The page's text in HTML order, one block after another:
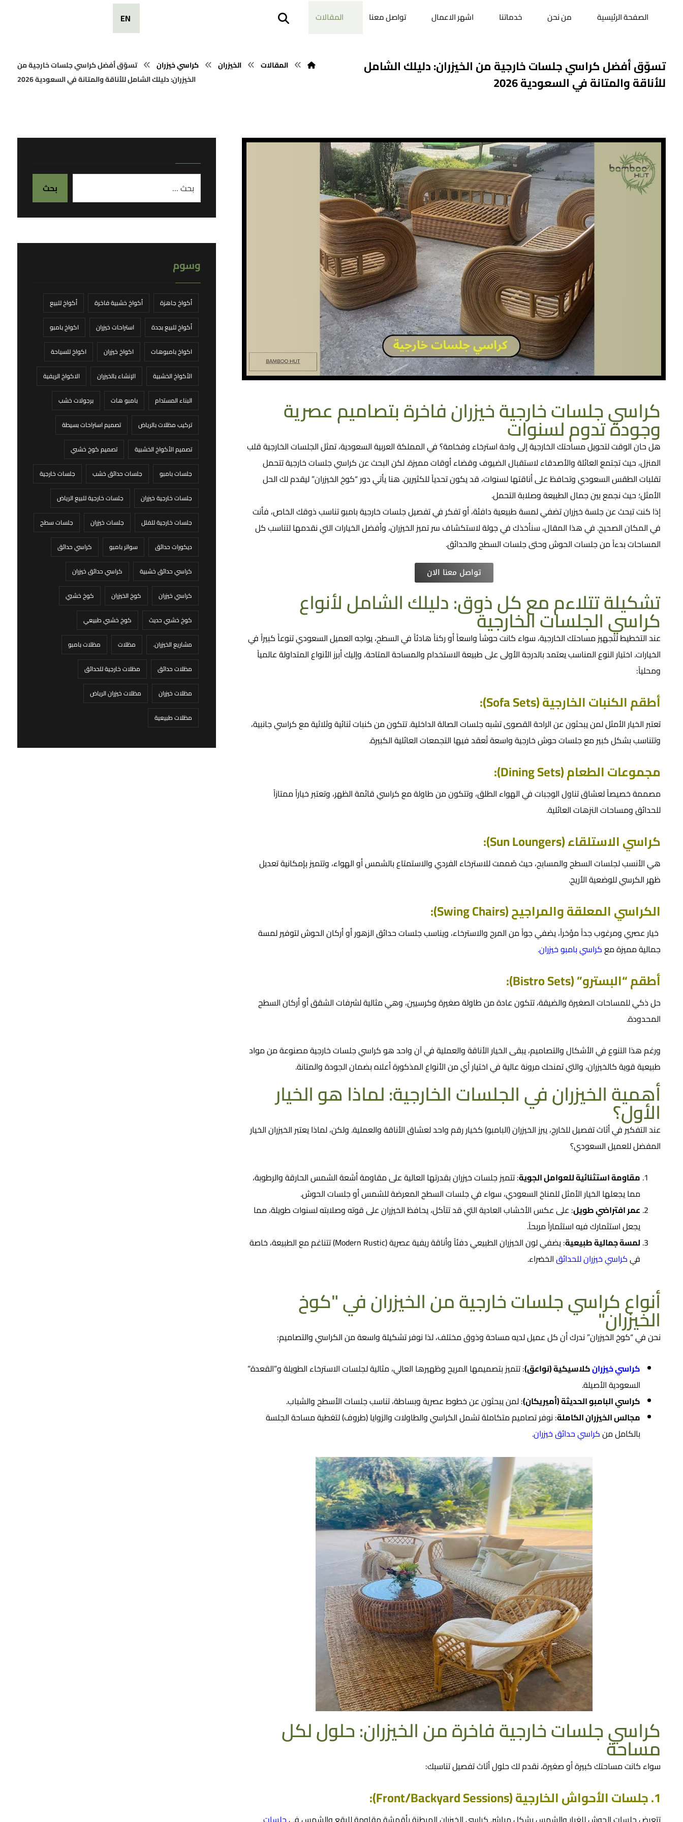
الصفحة الرئيسية من نحن خدماتنا اشهر الاعمال تواصل معنا المقالات EN
تسوّق أفضل كراسي جلسات خارجية من الخيزران: دليلك الشامل
للأناقة والمتانة في السعودية 2026
المقالات الخيزران كراسي خيزران
تسوّق أفضل كراسي جلسات خارجية من
الخيزران: دليلك الشامل للأناقة والمتانة في السعودية 2026
كراسي جلسات خارجية خيزران فاخرة بتصاميم عصرية
وجودة تدوم لسنوات
هل حان الوقت لتحويل مساحتك الخارجية إلى واحة استرخاء وفخامة؟ في المملكة العربية السعودية، تمثل الجلسات الخارجية قلب
المنزل، حيث تجتمع العائلة والأصدقاء لاستقبال الضيوف وقضاء أوقات مميزة. لكن البحث عن كراسي جلسات خارجية​ تتحمل
تقلبات الطقس السعودي وتحافظ على أناقتها لسنوات، قد يكون تحدياً للكثيرين. هنا يأتي دور “كوخ الخيزران” ليقدم لك الحل
الأمثل؛ حيث نجمع بين جمال الطبيعة وصلابة التحمل.
إذا كنت تبحث عن جلسة خيزران تضفي لمسة طبيعية دافئة، أو تفكر في تفصيل جلسات خارجية بامبو تناسب ذوقك الخاص، فأنت
في المكان الصحيح. في هذا المقال، سنأخذك في جولة لاستكشاف سر تميز الخيزران، وأفضل الخيارات التي نقدمها لتناسب كل
المساحات بدءاً من جلسات الحوش وحتى جلسات السطح والحدائق.
تواصل معنا الان
تشكيلة تتلاءم مع كل ذوق: دليلك الشامل لأنواع
كراسي الجلسات الخارجية
عند التخطيط لتجهيز مساحتك الخارجية، سواء كانت حوشاً واسعاً أو ركناً هادئاً في السطح، يواجه العميل السعودي تنوعاً كبيراً في
الخيارات. اختيار النوع المناسب يعتمد بالدرجة الأولى على طبيعة الاستخدام والمساحة المتاحة، وإليك أبرز الأنواع المتداولة عالمياً
ومحلياً:
أطقم الكنبات الخارجية (Sofa Sets):
تعتبر الخيار الأمثل لمن يبحثون عن الراحة القصوى تشبه جلسات الصالة الداخلية. تتكون من كنبات ثنائية وثلاثية مع كراسي جانبية،
وتتناسب بشكل كبير معجلسات حوش خارجيةواسعة تُعقد فيها التجمعات العائلية الكبيرة.
مجموعات الطعام (Dining Sets):
مصممة خصيصاً لعشاق تناول الوجبات في الهواء الطلق، وتتكون من طاولة مع كراسي قائمة الظهر، وتعتبر خياراً ممتازاً
للحدائق ومساحات النزهات العائلية.
كراسي الاستلقاء (Sun Loungers):
هي الأنسب لجلسات السطح والمسابح، حيث صُممت للاسترخاء الفردي والاستمتاع بالشمس أو الهواء، وتتميز بإمكانية تعديل
ظهر الكرسي للوضعية الأريح.
الكراسي المعلقة والمراجيح (Swing Chairs):
خيار عصري ومرغوب جداً مؤخراً، يضفي جواً من المرح والاسترخاء، ويناسبجلسات حدائقالزهور أو أركان الحوش لتوفير لمسة
جمالية مميزة معكراسي بامبو خيزران.
أطقم “البسترو” (Bistro Sets):
حل ذكي للمساحات الصغيرة والضيقة، تتكون عادة من طاولة صغيرة وكرسيين، وهي مثالية لشرفات الشقق أو أركان السطح
المحدودة.
ورغم هذا التنوع في الأشكال والتصاميم، يبقى الخيار الأناقة والعملية في آن واحد هوكراسي جلسات خارجيةمصنوعة من مواد
طبيعية قوية كالخيزران، والتي تمنحك مرونة عالية في اختيار أي من الأنواع المذكورة أعلاه بضمان الجودة والمتانة.
أهمية الخيزران في الجلسات الخارجية: لماذا هو الخيار
الأول؟
عند التفكير فيأثاث تفصيلللخارج، يبرز الخيزران (البامبو) كخيار رقم واحد لعشاق الأناقة والعملية. ولكن، لماذا يعتبر الخيزران الخيار
المفضل للعميل السعودي؟
مقاومة استثنائية للعوامل الجوية:تتميز جلسات خيزرانبقدرتها العالية على مقاومة أشعة الشمس الحارقة والرطوبة،
مما يجعلها الخيار الأمثل للمناخ السعودي، سواء في جلسات السطح المعرضة للشمس أو جلسات الحوش.
عمر افتراضي طويل:على عكس الأخشاب العادية التي قد تتآكل، يحافظ الخيزران على قوته وصلابته لسنوات طويلة، مما
يجعل استثمارك فيه استثماراً مربحاً.
لمسة جمالية طبيعية:
يضفي لون الخيزران الطبيعي دفئاً وأناقة ريفية عصرية (Modern Rustic) تتناغم مع الطبيعة، خاصة
فيكراسي خيزران للحدائقالخضراء.
أنواع كراسي جلسات خارجية​ من الخيزران في "كوخ
الخيزران"
نحن في “كوخ الخيزران” ندرك أن كل عميل لديه مساحة وذوق مختلف، لذا نوفر تشكيلة واسعة من الكراسي والتصاميم:
كراسي خيزرانكلاسيكية (نواعق):تتميز بتصميمها المريح وظهيرها العالي، مثالية لجلسات الاسترخاء الطويلة و”القعدة”
السعودية الأصيلة.
كراسي البامبو الحديثة (أميريكان):لمن يبحثون عن خطوط عصرية وبساطة، تناسب جلسات الأسطح والشباب.
مجالس الخيزران الكاملة: نوفر تصاميم متكاملة تشمل الكراسي والطاولات والزوايا (طروف) لتغطية مساحة الجلسة
بالكامل منكراسي حدائق خيزران.
كراسي جلسات خارجية​ فاخرة من الخيزران: حلول لكل
مساحة
سواء كانت مساحتك كبيرة أو صغيرة، نقدم لك حلولأثاث تفصيلتناسبك:
1. جلسات الأحواش الخارجية (Front/Backyard Sessions):
وسوم
أكواخ جاهزة أكواخ خشبية فاخرة أكواخ للبيع
أكواخ للبيع بجدة استراحات خيزران اكواخ بامبو
اكواخ بامبوهات اكواخ خيزران اكواخ للسياحة
الأكواخ الخشبية الإنشاء بالخيزران الاكواخ الريفية
البناء المستدام بامبو هات برجولات خشب
تركيب مظلات بالرياض تصميم استراحات بسيطة
تصميم الأكواخ الخشبية تصميم كوخ خشبي
جلسات بامبو جلسات حدائق خشب جلسات خارجية
جلسات خارجية خيزران جلسات خارجية للبيع الرياض
جلسات خارجية للفلل جلسات خيزران جلسات سطح
ديكورات حدائق سواتر بامبو كراسي حدائق
كراسي حدائق خشبية كراسي حدائق خيزران
كراسي خيزران كوخ الخيزران كوخ خشبي
كوخ خشبي حديث كوخ خشبي طبيعي
مشاريع الخيزران. مظلات مظلات بامبو
مظلات حدائق مظلات خارجية للحدائق
مظلات خيزران مظلات خيزران الرياض
مظلات طبيعية